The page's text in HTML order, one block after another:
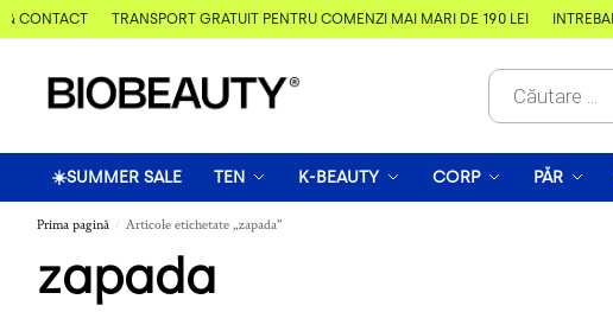
CONTACT TRANSPORT GRATUIT PENTRU COMENZI MAI MARI DE 190 LEI
☀️SUMMER SALE TEN K-BEAUTY CORP PĂR
Prima pagină / Articole etichetate „zapada”
zapada